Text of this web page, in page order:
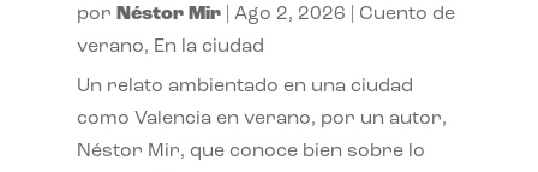
por Néstor Mir| Ago 2, 2026
Cuento de
verano, En la ciudad
Un relato ambientado en una ciudad
como Valencia en verano, por un autor,
Néstor Mir, que conoce bien sobre lo